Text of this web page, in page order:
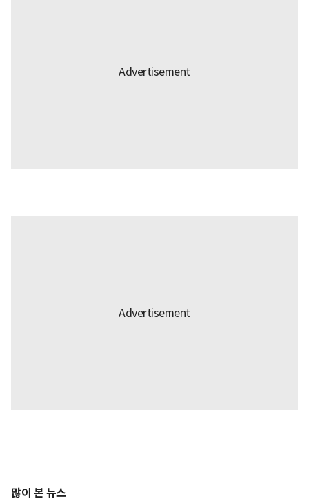
많이 본 뉴스